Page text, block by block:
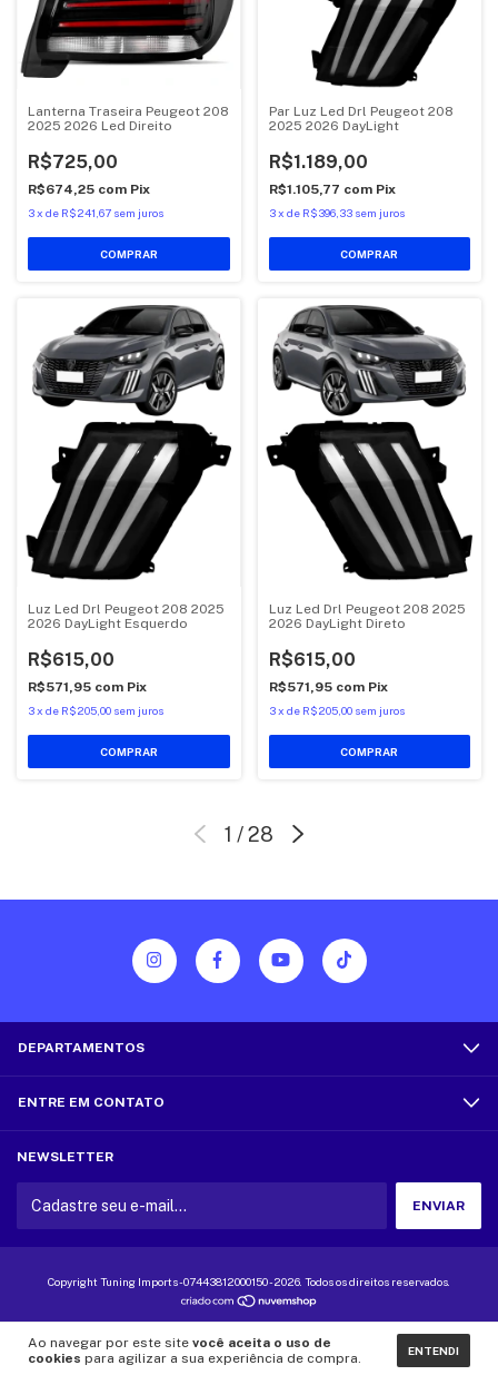
Ao navegar por este site você aceita o uso de
cookies para agilizar a sua experiência de compra. ENTENDI
Lanterna Traseira Peugeot 208
2025 2026 Led Direito
R$725,00
R$674,25 com Pix
3x de R$241,67 sem juros
Par Luz Led Drl Peugeot 208
2025 2026 DayLight
R$1.189,00
R$1.105,77 com Pix
3 x de R$396,33 sem juros
Luz Led Drl Peugeot 208 2025
2026 DayLight Esquerdo
R$615,00
R$571,95 com Pix
3x de R$205,00 sem juros
Luz Led Drl Peugeot 208 2025
2026 DayLight Direto
R$615,00
R$571,95 com Pix
3 x de R$205,00 sem juros
1 /28
DEPARTAMENTOS
ENTRE EM CONTATO
NEWSLETTER
Copyright Tuning Imports - 07443812000150 - 2026. Todos os direitos reservados.